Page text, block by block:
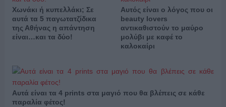
Χωνάκι ή κυπελλάκι; Σε
αυτά τα 5 παγωτατζίδικα
της Αθήνας η απάντηση
είναι…και τα δύο!
Αυτός είναι ο λόγος που οι
beauty lovers
αντικαθιστούν το μαύρο
μολύβι με καφέ το
καλοκαίρι
Αυτά είναι τα 4 prints στα μαγιό που θα βλέπεις σε κάθε
παραλία φέτος!